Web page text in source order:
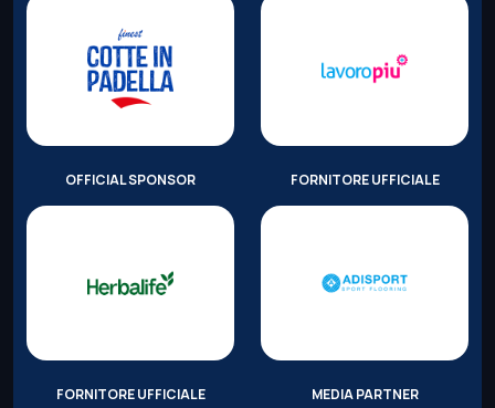
OFFICIAL SPONSOR FORNITORE UFFICIALE
FORNITORE UFFICIALE MEDIA PARTNER